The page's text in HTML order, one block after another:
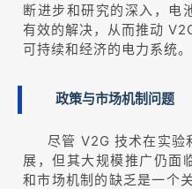
断进步和研究的深入，电
有效的解决，从而推动
可持续和经济的电力系统。
政策与市场机制问题
尽管 V2G 技术在实验
展，但其大规模推广仍面
和市场机制的缺乏是一个